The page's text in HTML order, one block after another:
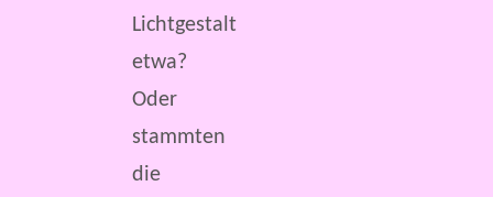
Lichtgestalt
etwa?
Oder
stammten
die